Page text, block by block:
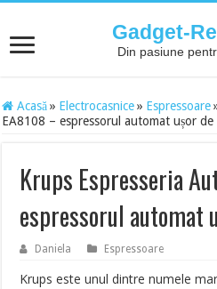
Gadget-
Din pasiune
Acasă » Electrocasnice » Espressoare
EA8108 – espressorul automat ușor
Krups Espresseria
espressorul automat
Daniela Espressoare
Krups este unul dintre numele